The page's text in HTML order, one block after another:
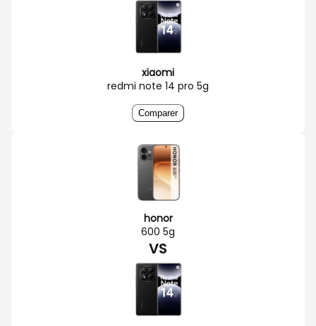
xiaomi
redmi note 14 pro 5g
Comparer
honor
600 5g
VS